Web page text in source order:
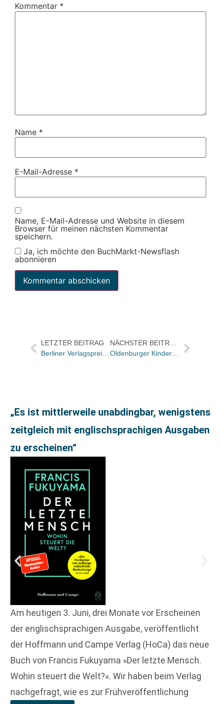
Kommentar *
Name *
E-Mail-Adresse *
Name, E-Mail-Adresse und Website in diesem
Browser für meinen nächsten Kommentar
speichern.
Ja, ich möchte den BuchMarkt-Newsflash
abonnieren
LETZTER BEITRAG
Berliner Verlagspreis 2023: Die sechs Nominierten stehen fest
„Es ist mittlerweile unabdingbar, wenigstens
zeitgleich mit englischsprachigen Ausgaben
zu erscheinen“
Am heutigen 3. Juni, drei Monate vor Erscheinen
der englischsprachigen Ausgabe, veröffentlicht
der Hoffmann und Campe Verlag (HoCa) das neue
Buch von Francis Fukuyama »Der letzte Mensch.
Wohin steuert die Welt?«. Wir haben beim Verlag
nachgefragt, wie es zur Frühveröffentlichung